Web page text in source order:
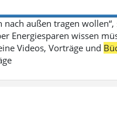
außen tragen
Energiesparen wissen
Videos, Vorträge und